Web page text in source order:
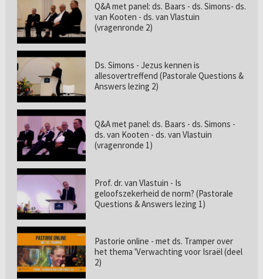
Q&A met panel: ds. Baars - ds. Simons- ds.
van Kooten - ds. van Vlastuin
(vragenronde 2)
Ds. Simons - Jezus kennen is
allesovertreffend (Pastorale Questions &
Answers lezing 2)
Q&A met panel: ds. Baars - ds. Simons -
ds. van Kooten - ds. van Vlastuin
(vragenronde 1)
Prof. dr. van Vlastuin - Is
geloofszekerheid de norm? (Pastorale
Questions & Answers lezing 1)
Pastorie online - met ds. Tramper over
het thema 'Verwachting voor Israël (deel
2)